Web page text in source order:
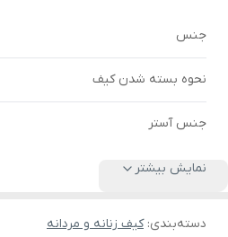
جنس
نحوه بسته شدن کیف
جنس آستر
نمایش بیشتر
دسته‌بندی:کیف زنانه و مردانه